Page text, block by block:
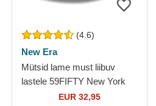
(4.6)
New Era
Mütsid lame must liibuv
lastele 59FIFTY New York
Yankees MLB New Era
EUR 32,95